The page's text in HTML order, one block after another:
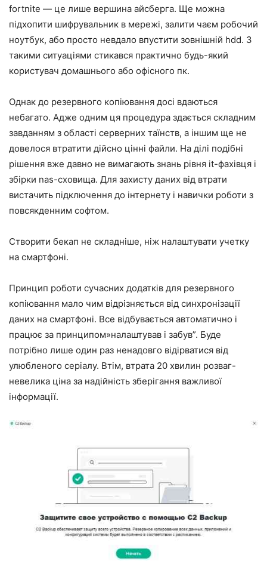
fortnite — це лише вершина айсберга. Ще можна
підхопити шифрувальник в мережі, залити чаєм робочий
ноутбук, або просто невдало впустити зовнішній hdd. З
такими ситуаціями стикався практично будь-який
користувач домашнього або офісного пк.
Однак до резервного копіювання досі вдаються
небагато. Адже одним ця процедура здається складним
завданням з області серверних таїнств, а іншим ще не
довелося втратити дійсно цінні файли. На ділі подібні
рішення вже давно не вимагають знань рівня it-фахівця і
збірки nas-сховища. Для захисту даних від втрати
вистачить підключення до інтернету і навички роботи з
повсякденним софтом.
Створити бекап не складніше, ніж налаштувати учетку
на смартфоні.
Принцип роботи сучасних додатків для резервного
копіювання мало чим відрізняється від синхронізації
даних на смартфоні. Все відбувається автоматично і
працює за принципом»налаштував і забув”. Буде
потрібно лише один раз ненадовго відірватися від
улюбленого серіалу. Втім, втрата 20 хвилин розваг-
невелика ціна за надійність зберігання важливої
інформації.